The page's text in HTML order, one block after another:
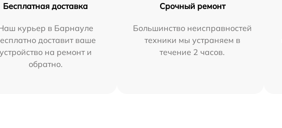
Бесплатная доставка
курьер в Барнауле
доставит ваше
устройство на ремонт и
обратно.
Срочный ремонт
Большинство неисправностей
техники мы устраняем в
течение 2 часов.